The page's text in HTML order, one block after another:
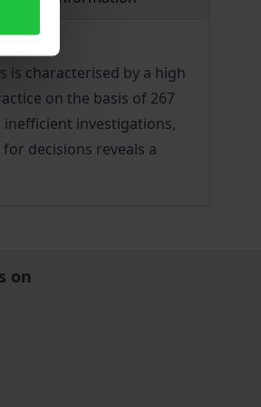
characterised by a high
on the basis of 267
inefficient investigations,
decisions reveals a
on